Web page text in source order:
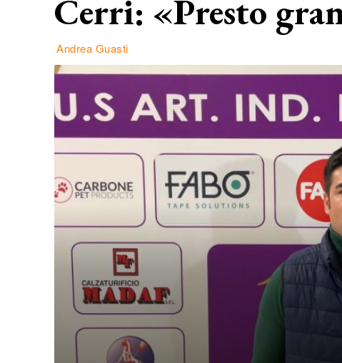
Cerri: «Presto
Andrea Guasti